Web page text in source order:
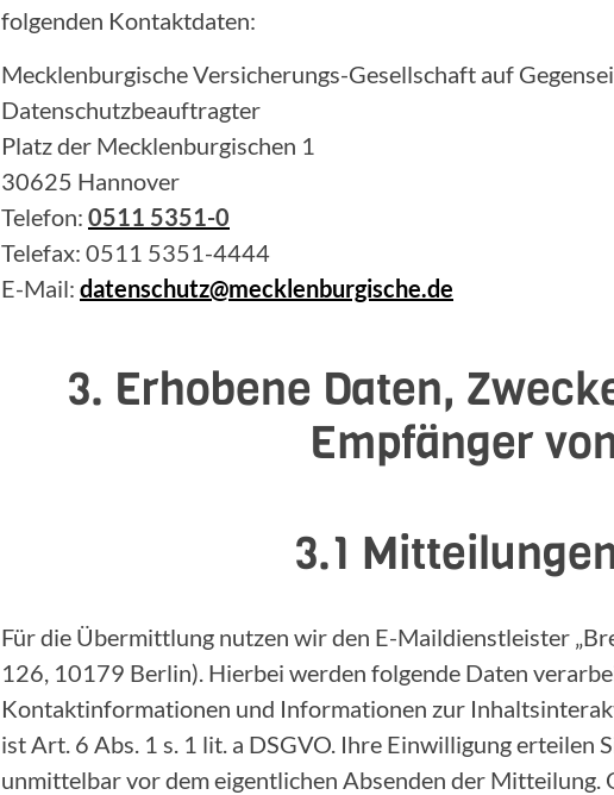
folgenden Kontaktdaten:
Mecklenburgische Versicherungs-Gesellschaft auf
Datenschutzbeauftragter
Platz der Mecklenburgischen 1
30625 Hannover
Telefon: 0511 5351-0
Telefax: 0511 5351-4444
E-Mail: datenschutz@mecklenburgische.de
3. Erhobene Daten,
Empfänger
3.1
Für die Übermittlung nutzen wir den E-Maildienstleister
126, 10179 Berlin). Hierbei werden folgende Daten
Kontaktinformationen und Informationen zur
ist Art. 6 Abs. 1 s. 1 lit. a DSGVO. Ihre Einwilligung erteilen
unmittelbar vor dem eigentlichen Absenden der Mitteilung.